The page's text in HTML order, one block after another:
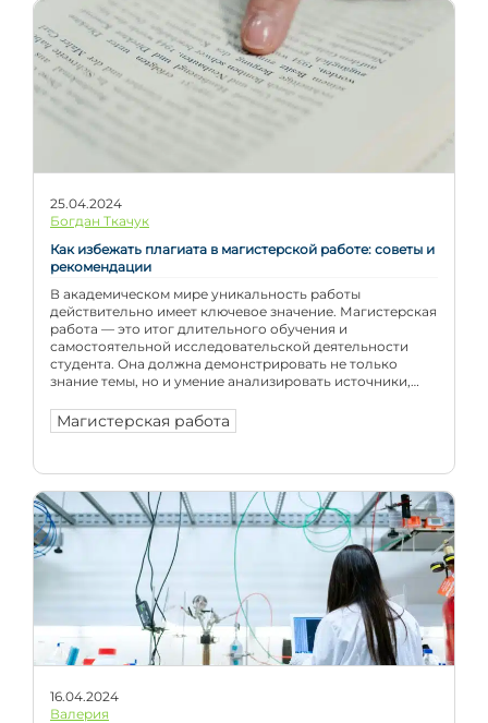
25.04.2024
Богдан Ткачук
Как избежать плагиата в магистерской работе: советы и
рекомендации
В академическом мире уникальность работы
действительно имеет ключевое значение. Магистерская
работа — это итог длительного обучения и
самостоятельной исследовательской деятельности
студента. Она должна демонстрировать не только
знание темы, но и умение анализировать источники,
практике же из-за нехватки опыта, спешки или
банальной невнимательности возникает риск плагиата,
Магистерская работа
16.04.2024
Валерия